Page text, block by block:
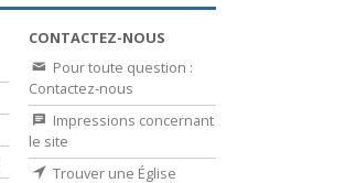
CONTACTEZ-NOUS
Pour toute question :
Contactez-nous
Impressions concernant
le site
Trouver une Église